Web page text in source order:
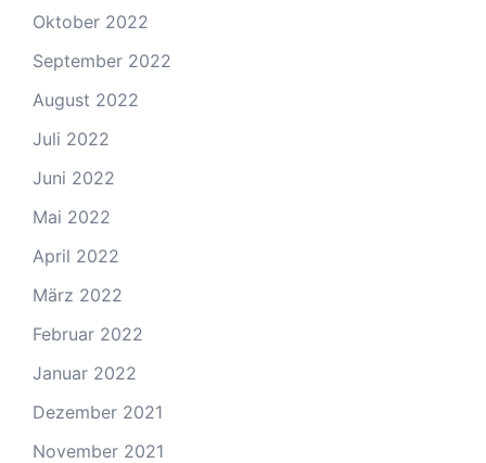
Oktober 2022
September 2022
August 2022
Juli 2022
Juni 2022
Mai 2022
April 2022
März 2022
Februar 2022
Januar 2022
Dezember 2021
November 2021